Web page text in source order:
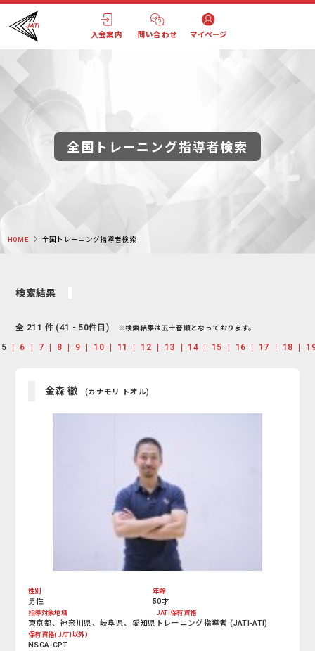
入会案内 問い合わせ マイページ
全国トレーニング指導者検索
HOME 全国トレーニング指導者検索
検索結果
全 211 件 (41 - 50件目) ※検索結果は五十音順となっております。
5 6 7 8 9 10 11 12 13 14 15 16 17 18
金森 徹 (カナモリ トオル)
性別
男性
年齢
50才
指導対象地域
東京都、神奈川県、岐阜県、愛知県
JATI保有資格
トレーニング指導者 (JATI-ATI)
保有資格(JATI以外）
NSCA-CPT